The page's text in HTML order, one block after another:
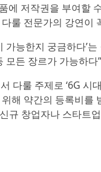
에 저작권을 부여할
룰 전문가의 강연이
능한지 궁금하다’
모든 장르가 가능하
다룰 주제로 ‘6G
해 약간의 등록비
규 창업자나 스타트